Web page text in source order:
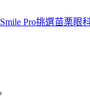
Pro挑選苗栗眼